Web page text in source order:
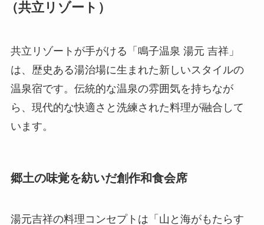
（共立リゾート）
共立リゾートが手がける「鳴子温泉 湯元 吉祥」
は、歴史ある湯治場に生まれた新しいスタイルの
温泉宿です。伝統的な温泉の雰囲気を持ちなが
ら、現代的な快適さと洗練された料理が融合して
います。
郷土の味覚を紡いだ創作和食会席
湯元吉祥の料理コンセプトは「山と海がもたらす